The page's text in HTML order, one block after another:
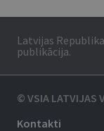
Latvijas
publikācija.
© VSIA LATVIJAS
Kontakti